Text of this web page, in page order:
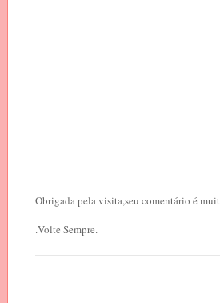
Obrigada pela visita,seu comentário é
.Volte Sempre.